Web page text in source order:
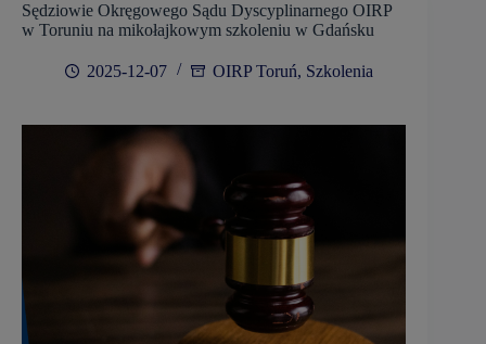
Sędziowie Okręgowego Sądu Dyscyplinarnego OIRP
w Toruniu na mikołajkowym szkoleniu w Gdańsku
2025-12-07 OIRP Toruń, Szkolenia